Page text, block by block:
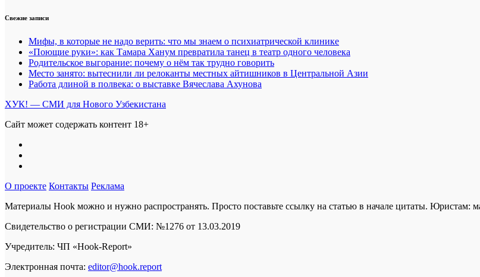
Свежие записи
Мифы, в которые не надо верить: что мы знаем о психиатрической клинике
«Поющие руки»: как Тамара Ханум превратила танец в театр одного человека
Родительское выгорание: почему о нём так трудно говорить
Место занято: вытеснили ли релоканты местных айтишников в Центральной Азии
Работа длиной в полвека: о выставке Вячеслава Ахунова
ХУК! — СМИ для Нового Узбекистана
Сайт может содержать контент 18+
О проекте Контакты Реклама
Материалы Hook можно и нужно распространять. Просто поставьте ссылку на статью в начале цитаты. Юристам:
Свидетельство о регистрации СМИ: №1276 от 13.03.2019
Учредитель: ЧП «Hook-Report»
Электронная почта: editor@hook.report